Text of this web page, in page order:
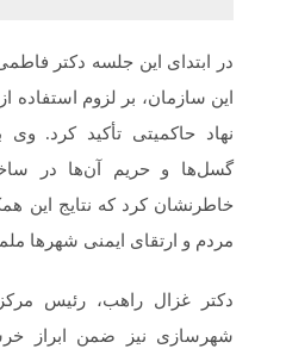
در ابتدای این جلسه دکتر
این سازمان، بر لزوم استفاده
نهاد حاکمیتی تأکید کرد.
گسل‌ها و حریم آن‌ها در
خاطرنشان کرد که نتایج این
مردم و ارتقای ایمنی شهرها
دکتر غزال راهب، رئیس
شهرسازی نیز ضمن ابراز